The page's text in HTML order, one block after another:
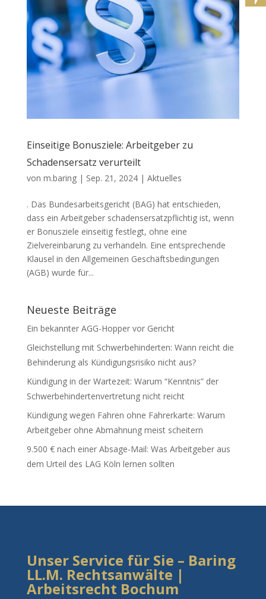
Einseitige Bonusziele: Arbeitgeber zu
Schadensersatz verurteilt
von m.baring| Sep. 21, 2024| Aktuelles
. Das Bundesarbeitsgericht (BAG) hat entschieden,
dass ein Arbeitgeber schadensersatzpflichtig ist, wenn
er Bonusziele einseitig festlegt, ohne eine
Zielvereinbarung zu verhandeln. Eine entsprechende
Klausel in den Allgemeinen Geschäftsbedingungen
(AGB) wurde für...
Neueste Beiträge
Ein bekannter AGG-Hopper vor Gericht
Gleichstellung mit Schwerbehinderten: Wann reicht die
Behinderung als Kündigungsrisiko nicht aus?
Kündigung in der Wartezeit: Warum “Kenntnis” der
Schwerbehindertenvertretung nicht reicht
Kündigung wegen Fahren ohne Fahrerkarte: Warum
Arbeitgeber ohne Abmahnung meist scheitern
9.500 € nach einer Absage-Mail: Was Arbeitgeber aus
dem Urteil des LAG Köln lernen sollten
Unser Service für Sie – Baring
LL.M. Rechtsanwälte |
Arbeitsrecht Bochum